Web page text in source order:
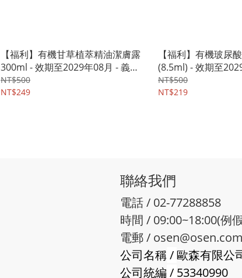
【福利】有機甘草植萃精油潔膚露
300ml - 效期至2029年08月 - 義大
利 安舒綠ANTHYLLIS
NT$500
NT$249
【福利】有機玻尿
(8.5ml) - 效期至
萃cosnature
NT$500
NT$219
聯絡我們
電話 / 02-77288858
時間 / 09:00~18:00(例
電郵 /
公司名稱/歐森有限公
公司統編 / 53340990